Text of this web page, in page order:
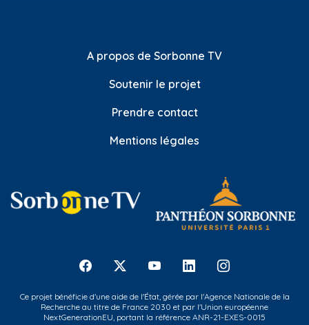
A propos de Sorbonne TV
Soutenir le projet
Prendre contact
Mentions légales
Ce projet bénéficie d'une aide de l'État, gérée par l'Agence Nationale de la
Recherche au titre de France 2030 et par l'Union européenne
NextGenerationEU, portant la référence ANR-21-EXES-0015